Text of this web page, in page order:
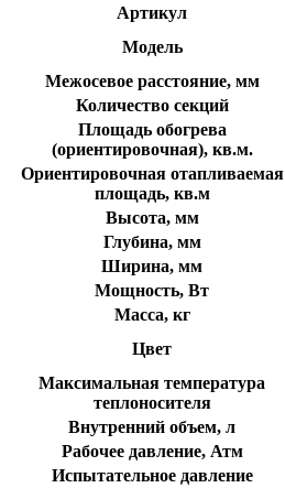
Артикул
Модель
Межосевое расстояние, мм
Количество секций
Площадь обогрева
(ориентировочная), кв.м.
Ориентировочная отапливаемая
площадь, кв.м
Высота, мм
Глубина, мм
Ширина, мм
Мощность, Вт
Масса, кг
Цвет
Максимальная температура
теплоносителя
Внутренний объем, л
Рабочее давление, Атм
Испытательное давление